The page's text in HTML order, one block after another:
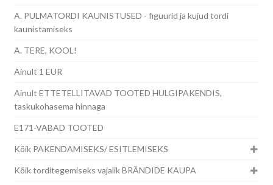
A. PULMATORDI KAUNISTUSED - figuurid ja kujud tordi
kaunistamiseks
A. TERE, KOOL!
Ainult 1 EUR
Ainult ETTETELLITAVAD TOOTED HULGIPAKENDIS,
taskukohasema hinnaga
E171-VABAD TOOTED
Kõik PAKENDAMISEKS/ ESITLEMISEKS
Kõik torditegemiseks vajalik BRÄNDIDE KAUPA